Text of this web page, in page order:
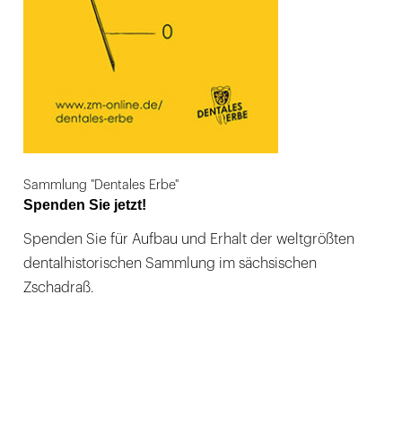
Sammlung "Dentales Erbe"
Spenden Sie jetzt!
Spenden Sie für Aufbau und Erhalt der weltgrößten
dentalhistorischen Sammlung im sächsischen
Zschadraß.